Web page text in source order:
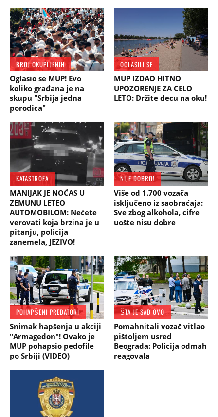
BROJ OKUPLJENIH
Oglasio se MUP! Evo
koliko građana je na
skupu "Srbija jedna
porodica"
OGLASILI SE
MUP IZDAO HITNO
UPOZORENJE ZA CELO
LETO: Držite decu na oku!
KATASTROFA
MANIJAK JE NOĆAS U
ZEMUNU LETEO
AUTOMOBILOM: Nećete
verovati koja brzina je u
pitanju, policija
zanemela, JEZIVO!
NIJE DOBRO!
Više od 1.700 vozača
isključeno iz saobraćaja:
Sve zbog alkohola, cifre
uošte nisu dobre
POHAPŠENI PREDATORI
Snimak hapšenja u akciјi
"Armagedon"! Ovako je
MUP pohapsio pedofile
po Srbiji (VIDEO)
ŠTA JE SAD OVO
Pomahnitali vozač vitlao
pištoljem usred
Beograda: Policija odmah
reagovala